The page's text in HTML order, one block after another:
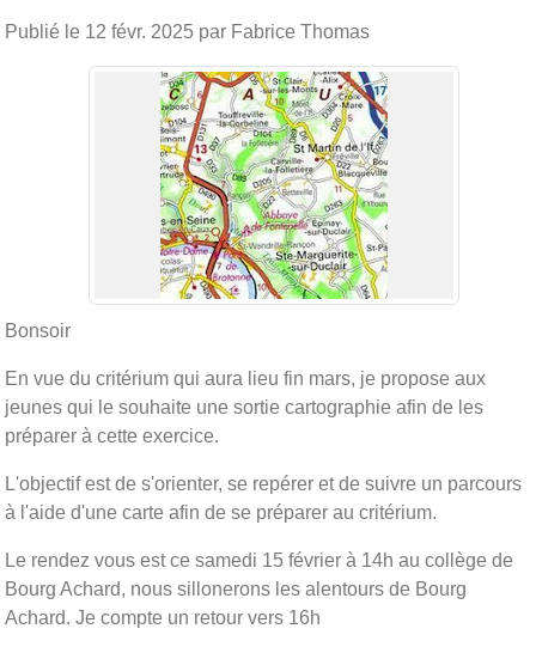
Publié le 12 févr. 2025 par Fabrice Thomas
Bonsoir
En vue du critérium qui aura lieu fin mars, je propose aux
jeunes qui le souhaite une sortie cartographie afin de les
préparer à cette exercice.
L'objectif est de s'orienter, se repérer et de suivre un parcours
à l'aide d'une carte afin de se préparer au critérium.
Le rendez vous est ce samedi 15 février à 14h au collège de
Bourg Achard, nous sillonerons les alentours de Bourg
Achard. Je compte un retour vers 16h